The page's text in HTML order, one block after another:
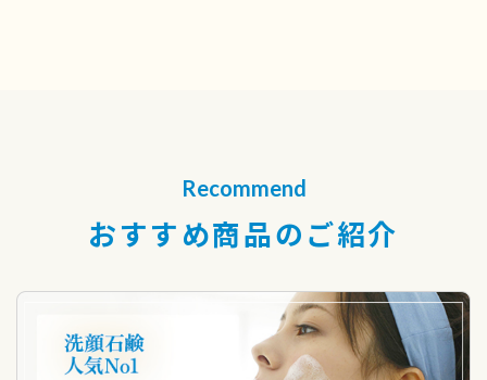
Recommend
おすすめ商品のご紹介